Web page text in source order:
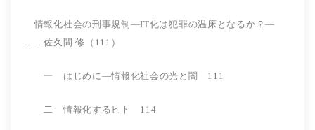
情報化社会の刑事規制―IT化は犯罪の温床となるか？―
……佐久間 修（111）
一 はじめに―情報化社会の光と闇 111
二 情報化するヒト 114